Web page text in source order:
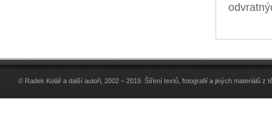
© Radek Kolář a další autoři, 2002 – 2019. Šíření textů, fotografií a jiných materiálů